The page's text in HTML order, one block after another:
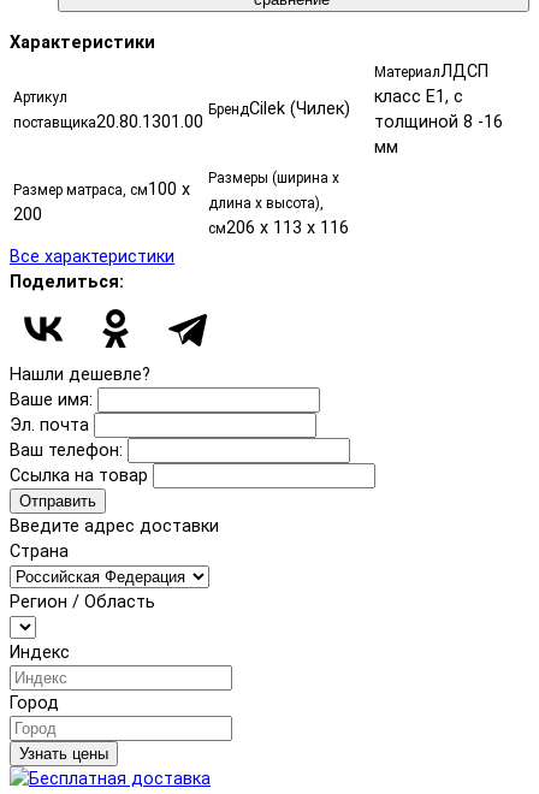
Характеристики
Артикул
поставщика20.80.1301.00
БрендCilek (Чилек)
МатериалЛДСП
класс Е1, с
толщиной 8 -16
мм
Размер матраса, см100 x
200
Размеры (ширина х
длина х высота),
см206 x 113 x 116
Все характеристики
Поделиться:
Нашли дешевле?
Ваше имя:
Эл. почта
Ваш телефон:
Ссылка на товар
Отправить
Введите адрес доставки
Страна
Регион / Область
Индекс
Город
Узнать цены